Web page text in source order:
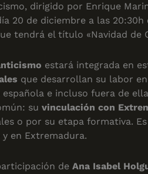
dirigido por Enrique
20 de diciembre a las 20:30h
tendrá el título «Navidad de
estará integrada en
que desarrollan su labor
e incluso fuera de
su vinculación con
o por su etapa formativa.
en Extremadura.
de Ana Isabel